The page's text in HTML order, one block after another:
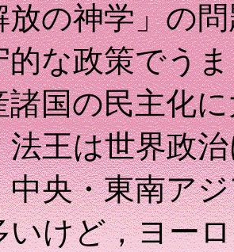
放の神学」の
的な政策でう
諸国の民主化
法王は世界政
中央・東南ア
いけど，ヨー